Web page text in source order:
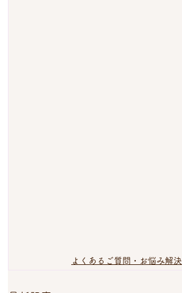
よくあるご質問・お悩み解決